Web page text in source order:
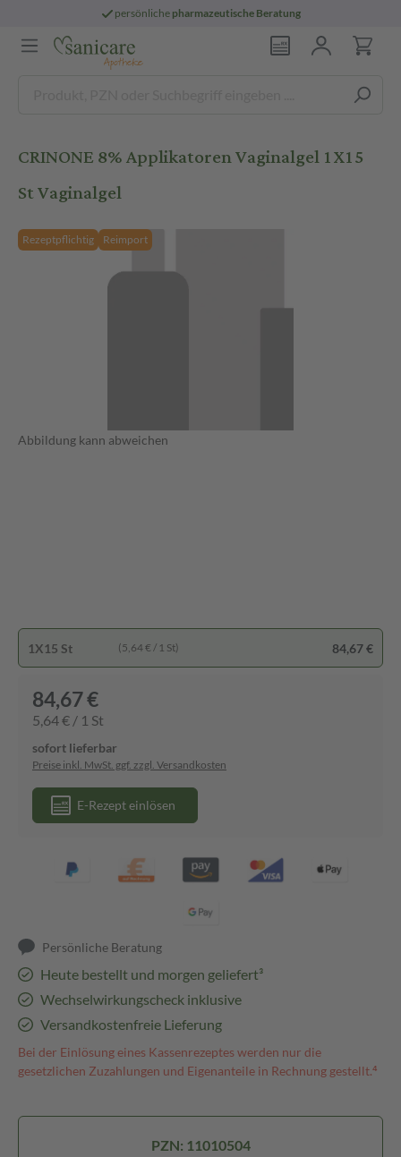
persönliche pharmazeutische Beratung
CRINONE 8% Applikatoren Vaginalgel 1X15
St Vaginalgel
Rezeptpflichtig Reimport
Abbildung kann abweichen
1X15 St (5,64 € / 1 St) 84,67 €
84,67 €
5,64 € / 1 St
sofort lieferbar
Preise inkl. MwSt. ggf. zzgl. Versandkosten
E-Rezept einlösen
Persönliche Beratung
Heute bestellt und morgen geliefert³
Wechselwirkungscheck inklusive
Versandkostenfreie Lieferung
Bei der Einlösung eines Kassenrezeptes werden nur die
gesetzlichen Zuzahlungen und Eigenanteile in Rechnung gestellt.⁴
PZN: 11010504